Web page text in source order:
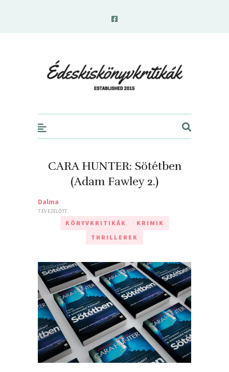
CARA HUNTER: Sötétben
(Adam Fawley 2.)
Dalma
7 ÉV EZELŐTT
KÖNYVKRITIKÁK
KRIMIK
THRILLEREK